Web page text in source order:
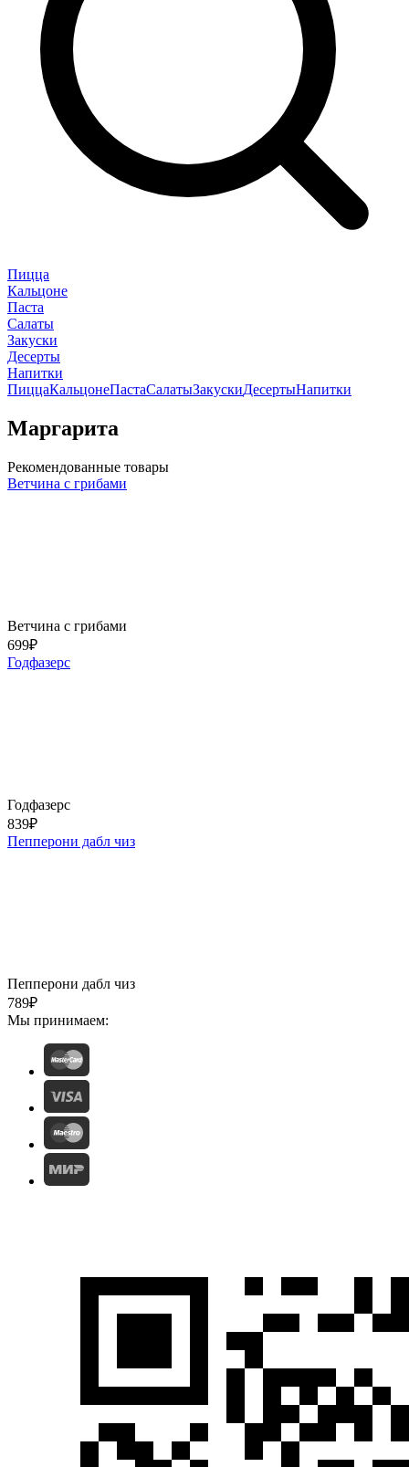
Пицца
Кальцоне
Паста
Салаты
Закуски
Десерты
Напитки
ПиццаКальцонеПастаСалатыЗакускиДесертыНапитки
Маргарита
Рекомендованные товары
Ветчина с грибами
Ветчина с грибами
699₽
Годфазерс
Годфазерс
839₽
Пепперони дабл чиз
Пепперони дабл чиз
789₽
Мы принимаем: